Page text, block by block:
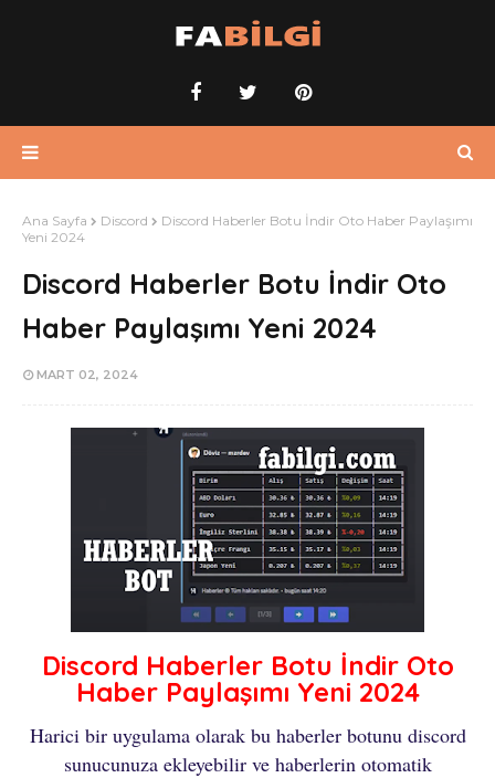
Ana Sayfa Discord
Discord Haberler Botu İndir Oto Haber Paylaşımı
Yeni 2024
Discord Haberler Botu İndir Oto
Haber Paylaşımı Yeni 2024
MART 02, 2024
Discord Haberler Botu İndir Oto
Haber Paylaşımı Yeni 2024
Harici bir uygulama olarak bu haberler botunu discord
sunucunuza ekleyebilir ve haberlerin otomatik